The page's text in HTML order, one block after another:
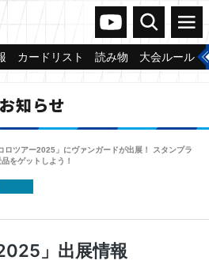
ヴァンガードch
検索 メニュー
カードリスト 読み物 大会ルール
お知らせ
ロツアー2025」にヴァンガードが出展！ スタンプラ
をゲットしよう！